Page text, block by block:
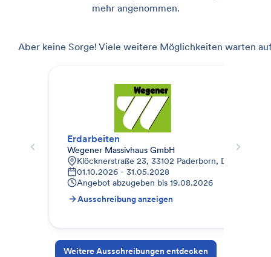
mehr angenommen.
Aber keine Sorge! Viele weitere Möglichkeiten warten
Erdarbeiten
Wegener Massivhaus GmbH
Klöcknerstraße 23, 33102 Paderborn, Deutschland
01.10.2026 - 31.05.2028
Angebot abzugeben bis 19.08.2026
Ausschreibung anzeigen
Weitere Ausschreibungen entdecken